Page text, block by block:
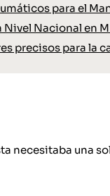
para el
Nacional en
precisos para la
necesitaba una